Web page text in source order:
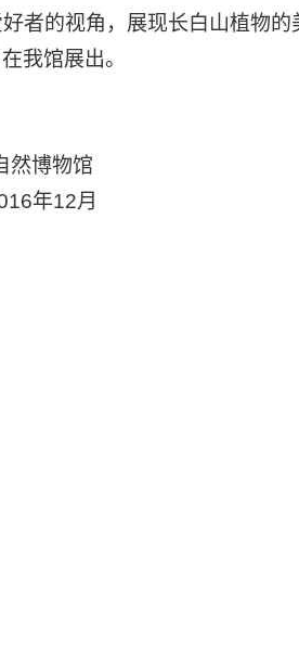
者的视角，展现长白山植物的
我馆展出。
然博物馆
年12月